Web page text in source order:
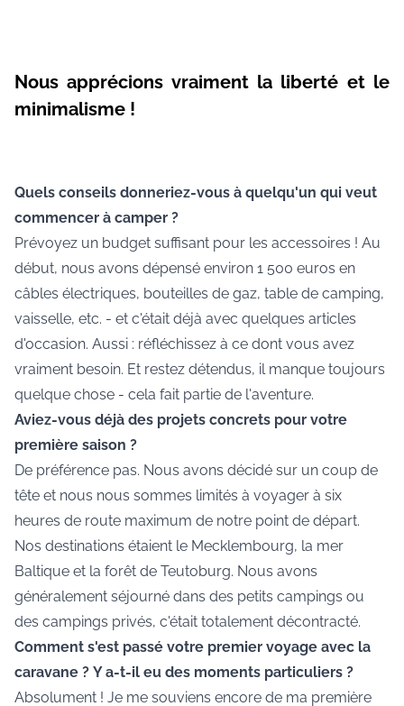
Nous apprécions vraiment la liberté et le
minimalisme !
Quels conseils donneriez-vous à quelqu'un qui veut
commencer à camper ?
Prévoyez un budget suffisant pour les accessoires ! Au
début, nous avons dépensé environ 1 500 euros en
câbles électriques, bouteilles de gaz, table de camping,
vaisselle, etc. - et c'était déjà avec quelques articles
d'occasion. Aussi : réfléchissez à ce dont vous avez
vraiment besoin. Et restez détendus, il manque toujours
quelque chose - cela fait partie de l'aventure.
Aviez-vous déjà des projets concrets pour votre
première saison ?
De préférence pas. Nous avons décidé sur un coup de
tête et nous nous sommes limités à voyager à six
heures de route maximum de notre point de départ.
Nos destinations étaient le Mecklembourg, la mer
Baltique et la forêt de Teutoburg. Nous avons
généralement séjourné dans des petits campings ou
des campings privés, c'était totalement décontracté.
Comment s'est passé votre premier voyage avec la
caravane ? Y a-t-il eu des moments particuliers ?
Absolument ! Je me souviens encore de ma première